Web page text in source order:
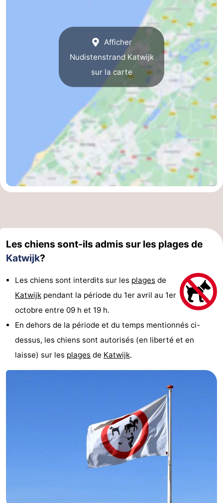
Afficher
Nudistenstrand Katwijk
sur la carte
Les chiens sont-ils admis sur les plages de
Katwijk?
Les chiens sont interdits sur les plages de
Katwijk pendant la période du 1er avril au 1er
octobre entre 09 h et 19 h.
En dehors de la période et du temps mentionnés ci-
dessus, les chiens sont autorisés (en liberté et en
laisse) sur les plages de Katwijk.